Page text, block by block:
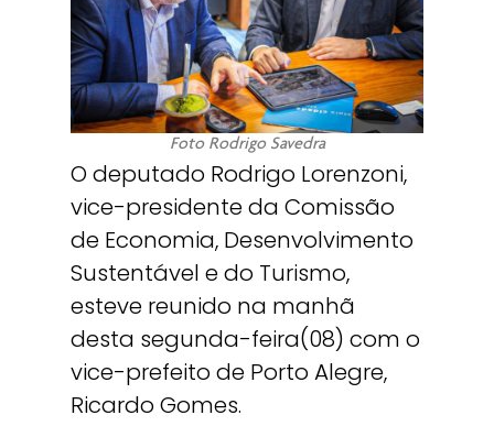
Foto Rodrigo Savedra
O deputado Rodrigo Lorenzoni,
vice-presidente da Comissão
de Economia, Desenvolvimento
Sustentável e do Turismo,
esteve reunido na manhã
desta segunda-feira(08) com o
vice-prefeito de Porto Alegre,
Ricardo Gomes.